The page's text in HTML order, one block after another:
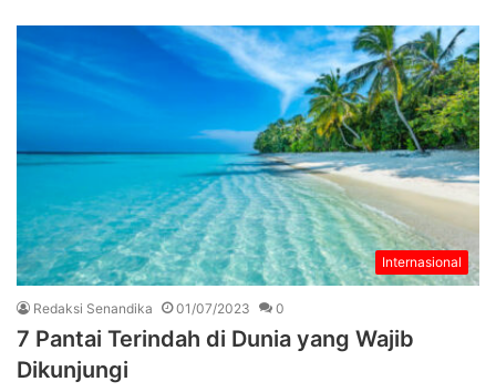
Internasional
Redaksi Senandika 01/07/2023 0
7 Pantai Terindah di Dunia yang Wajib
Dikunjungi